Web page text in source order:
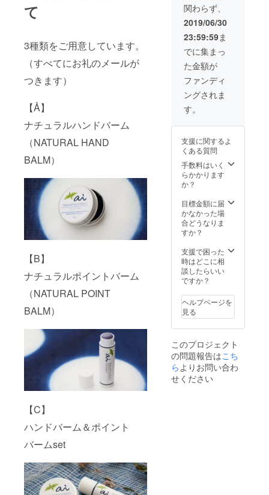
て
3種類をご用意しています。
（すべてにお礼のメールが
つきます）
【Å】
ナチュラルハンドバーム
（NATURAL HAND
BALM）
【B】
ナチュラルポイントバーム
（NATURAL POINT
BALM）
【C】
ハンドバーム＆ポイント
バームset
ル：た
そがれ
ド
1%）、
キス ＜
使用期
年間
油、ア
ンズ核
ツロ
ウ、シ
ア脂、
ヨー
ロッパ
キイチ
ゴ種子
油、ア
イエキ
ス ＜使
用期限
＞ 1年
間 ★ナ
ドバー
ム
（10g）
種子
油、ア
ンズ核
油、ミ
ウ、ア
イエキ
ス ＜使
用期限
間
す。 ★
お礼の
メッ
セージ
ーーー
ーー ～
ハンド
バーム
＆ポイ
ント
～ ★ナ
ルポイ
ント
バーム
（4g）
種子
油、ア
ンズ核
ウ、シ
ア脂、
ヨー
ロッパ
ゴ種子
油、ア
ボカド
油、ア
ス ＜使
用期限
＞ 1年
間 ★ナ
チュラ
関わらず、
2019/06/30
23:59:59ま
でに集まっ
た金額が
ファンディ
ングされま
す。
支援に関するよ
くある質問
手数料はいく
らかかります
か？
目標金額に届
かなかった場
合どうなりま
すか？
支援で困った
時はどこに相
談したらいい
ですか？
ヘルプページを
見る
このプロジェクト
の問題報告はこち
らよりお問い合わ
せください